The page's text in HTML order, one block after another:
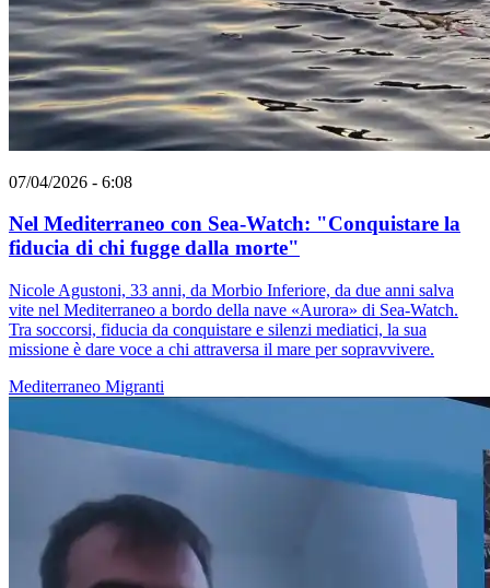
07/04/2026 - 6:08
Nel Mediterraneo con Sea-Watch: "Conquistare la
fiducia di chi fugge dalla morte"
Nicole Agustoni, 33 anni, da Morbio Inferiore, da due anni salva
vite nel Mediterraneo a bordo della nave «Aurora» di Sea-Watch.
Tra soccorsi, fiducia da conquistare e silenzi mediatici, la sua
missione è dare voce a chi attraversa il mare per sopravvivere.
Mediterraneo Migranti